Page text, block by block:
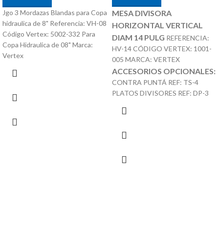
Jgo 3 Mordazas Blandas para Copa
hidraulica de 8" Referencia: VH-08
Código Vertex: 5002-332 Para
Copa Hidraulica de 08" Marca:
Vertex
MESA DIVISORA
HORIZONTAL VERTICAL
DIAM 14 PULG REFERENCIA:
HV-14 CÓDIGO VERTEX: 1001-
005 MARCA: VERTEX
ACCESORIOS OPCIONALES:
CONTRA PUNTÁ REF: TS-4
PLATOS DIVISORES REF: DP-3